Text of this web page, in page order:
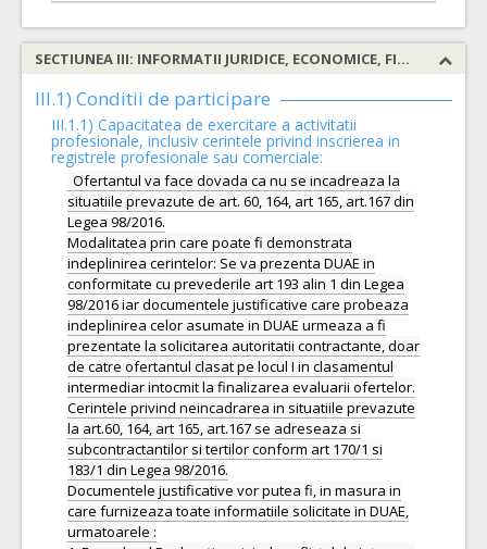
SECTIUNEA III: INFORMATII JURIDICE, ECONOMICE, FINANCIARE SI TEHNICE
III.1) Conditii de participare
III.1.1) Capacitatea de exercitare a activitatii
profesionale, inclusiv cerintele privind inscrierea in
registrele profesionale sau comerciale:
Ofertantul va face dovada ca nu se incadreaza la
situatiile prevazute de art. 60, 164, art 165, art.167 din
Legea 98/2016.
Modalitatea prin care poate fi demonstrata
indeplinirea cerintelor: Se va prezenta DUAE in
conformitate cu prevederile art 193 alin 1 din Legea
98/2016 iar documentele justificative care probeaza
indeplinirea celor asumate in DUAE urmeaza a fi
prezentate la solicitarea autoritatii contractante, doar
de catre ofertantul clasat pe locul I in clasamentul
intermediar intocmit la finalizarea evaluarii ofertelor.
Cerintele privind neincadrarea in situatiile prevazute
la art.60, 164, art 165, art.167 se adreseaza si
subcontractantilor si tertilor conform art 170/1 si
183/1 din Legea 98/2016.
Documentele justificative vor putea fi, in masura in
care furnizeaza toate informatiile solicitate in DUAE,
urmatoarele :